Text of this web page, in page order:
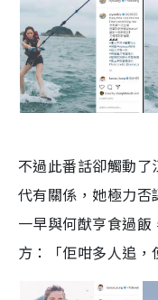
不過此番話卻觸動
代有關係，她極力
一早與何猷亨食過
方：「佢咁多人追，